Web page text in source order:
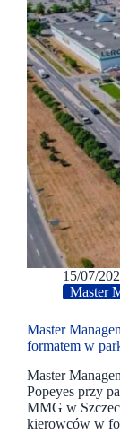
15/07/
Master
Master
formatem w
Master
Popeyes przy
MMG w
kierowców w